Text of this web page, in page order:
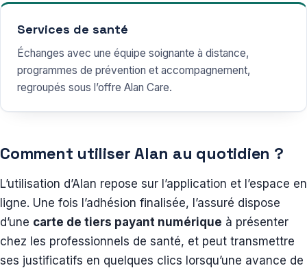
Services de santé
Échanges avec une équipe soignante à distance,
programmes de prévention et accompagnement,
regroupés sous l’offre Alan Care.
Comment utiliser Alan au quotidien ?
L’utilisation d’Alan repose sur l’application et l’espace en
ligne. Une fois l’adhésion finalisée, l’assuré dispose
d’une carte de tiers payant numérique à présenter
chez les professionnels de santé, et peut transmettre
ses justificatifs en quelques clics lorsqu’une avance de